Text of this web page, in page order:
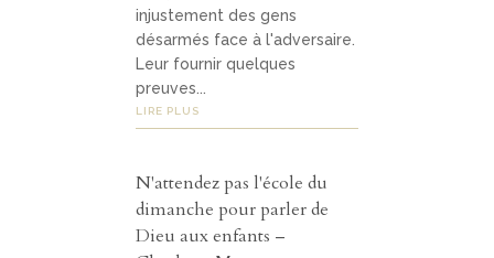
injustement des gens
désarmés face à l'adversaire.
Leur fournir quelques
preuves...
LIRE PLUS
N'attendez pas l'école du
dimanche pour parler de
Dieu aux enfants –